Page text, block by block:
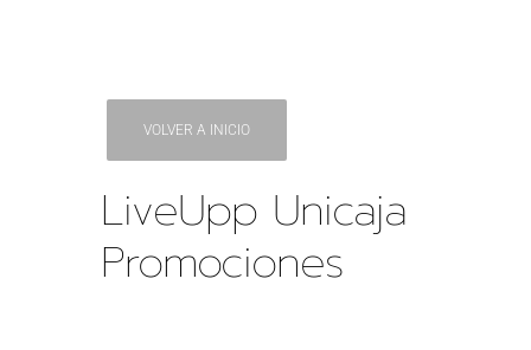
VOLVER A INICIO
LiveUpp Unicaja
Promociones